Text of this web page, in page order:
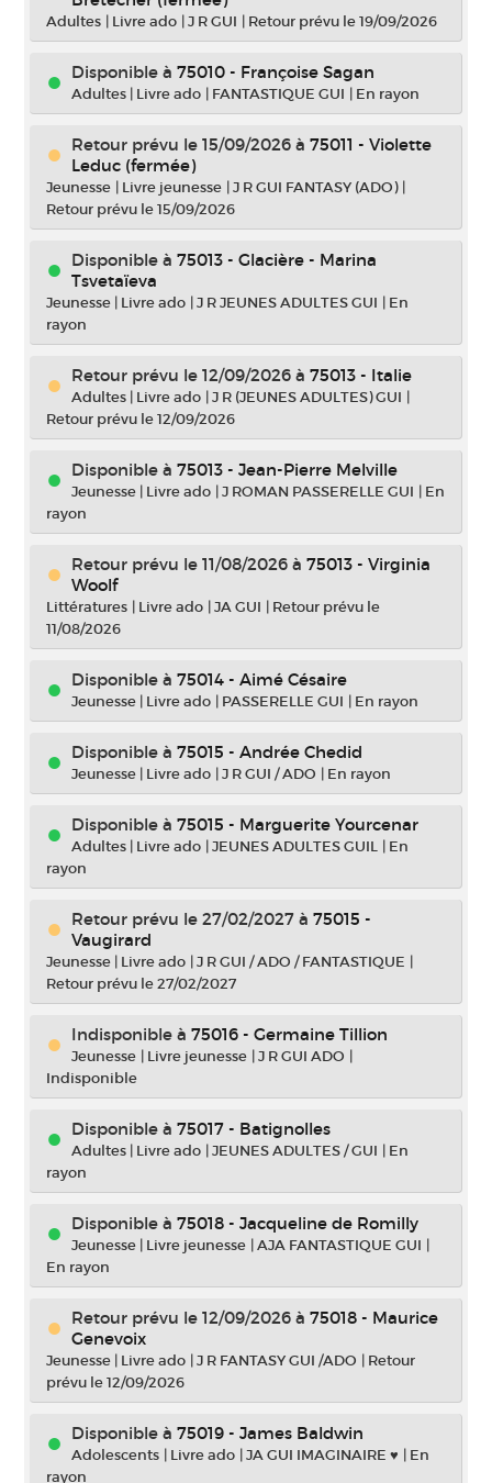
Adultes | Livre ado |J R GUI | Retour prévu le 19/09/2026
Disponible à 75010 - Françoise Sagan
Adultes | Livre ado | FANTASTIQUE GUI | En rayon
Retour prévu le 15/09/2026 à 75011 - Violette
Leduc (fermée)
Jeunesse | Livre jeunesse |J R GUI FANTASY (ADO) |
Retour prévu le 15/09/2026
Disponible à 75013 - Glacière - Marina
Tsvetaïeva
Jeunesse | Livre ado |J R JEUNES ADULTES GUI | En
rayon
Retour prévu le 12/09/2026 à 75013 - Italie
Adultes | Livre ado |J R (JEUNES ADULTES) GUI |
Retour prévu le 12/09/2026
Disponible à 75013 - Jean-Pierre Melville
Jeunesse | Livre ado |J ROMAN PASSERELLE GUI | En
rayon
Retour prévu le 11/08/2026 à 75013 - Virginia
Woolf
Littératures | Livre ado |JA GUI | Retour prévu le
11/08/2026
Disponible à 75014 - Aimé Césaire
Jeunesse | Livre ado | PASSERELLE GUI | En rayon
Disponible à 75015 - Andrée Chedid
Jeunesse | Livre ado |J R GUI / ADO | En rayon
Disponible à 75015 - Marguerite Yourcenar
Adultes | Livre ado |JEUNES ADULTES GUIL | En
rayon
Retour prévu le 27/02/2027 à 75015 -
Vaugirard
Jeunesse | Livre ado |J R GUI / ADO / FANTASTIQUE |
Retour prévu le 27/02/2027
Indisponible à 75016 - Germaine Tillion
Jeunesse | Livre jeunesse |J R GUI ADO |
Indisponible
Disponible à 75017 - Batignolles
Adultes | Livre ado |JEUNES ADULTES / GUI | En
rayon
Disponible à 75018 - Jacqueline de Romilly
Jeunesse | Livre jeunesse |AJA FANTASTIQUE GUI |
En rayon
Retour prévu le 12/09/2026 à 75018 - Maurice
Genevoix
Jeunesse | Livre ado |J R FANTASY GUI /ADO | Retour
prévu le 12/09/2026
Disponible à 75019 - James Baldwin
Adolescents | Livre ado |JA GUI IMAGINAIRE ♥ | En
rayon